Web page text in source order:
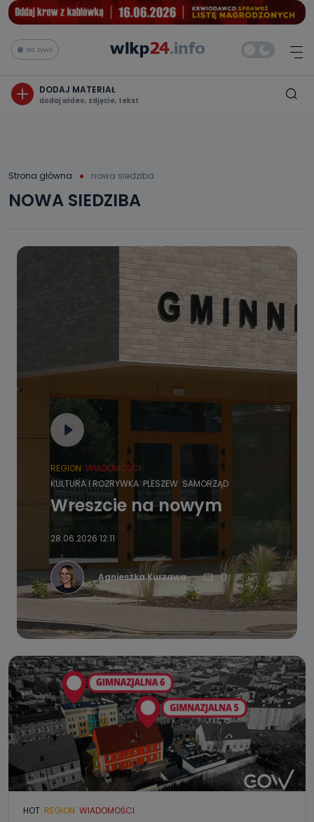
Na żywo
DODAJ MATERIAŁ
dodaj wideo, zdjęcie, tekst
Strona główna nowa siedziba
NOWA SIEDZIBA
REGION WIADOMOŚCI
KULTURA I ROZRYWKA PLESZEW SAMORZĄD
Wreszcie na nowym
28.06.2026 12:11
Agnieszka Kurzawa 0
HOT REGION WIADOMOŚCI